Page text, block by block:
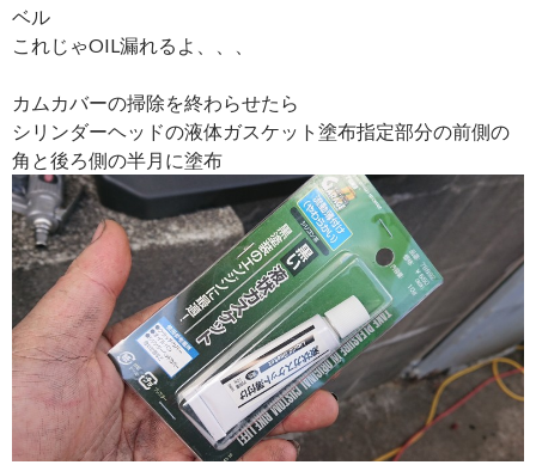
ベル
これじゃOIL漏れるよ、、、
カムカバーの掃除を終わらせたら
シリンダーヘッドの液体ガスケット塗布指定部分の前側の
角と後ろ側の半月に塗布